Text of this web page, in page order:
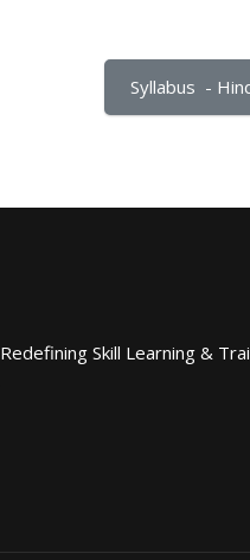
Syllabus  -
Redefining Skill Learning &